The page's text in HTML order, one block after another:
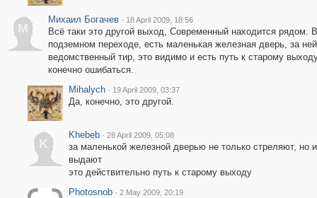
М
Михаил Богачев · 18 April 2009, 18:56
Всё таки это другой выход, Современный находится рядом. В
подземном переходе, есть маленькая железная дверь, за ней
ведомственный тир, это видимо и есть путь к старому
конечно ошибаться.
Mihalych · 19 April 2009, 03:37
Да, конечно, это другой.
K
Khebeb · 28 April 2009, 05:08
за маленькой железной дверью не только стреляют, но
выдают
это действительно путь к старому выходу
Photosnob · 2 May 2009, 20:19